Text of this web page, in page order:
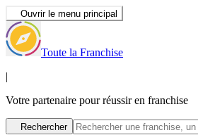
Ouvrir le menu principal
Toute la Franchise
|
Votre partenaire pour réussir en franchise
Rechercher